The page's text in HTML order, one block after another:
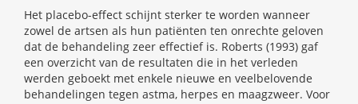
Het placebo-effect schijnt sterker te worden wanneer
zowel de artsen als hun patiënten ten onrechte geloven
dat de behandeling zeer effectief is. Roberts (1993) gaf
een overzicht van de resultaten die in het verleden
werden geboekt met enkele nieuwe en veelbelovende
behandelingen tegen astma, herpes en maagzweer. Voor